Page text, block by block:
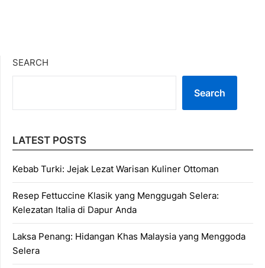
SEARCH
Search
LATEST POSTS
Kebab Turki: Jejak Lezat Warisan Kuliner Ottoman
Resep Fettuccine Klasik yang Menggugah Selera:
Kelezatan Italia di Dapur Anda
Laksa Penang: Hidangan Khas Malaysia yang Menggoda
Selera